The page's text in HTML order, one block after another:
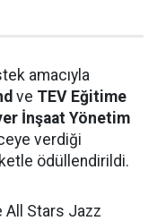
amacıyla
ve TEV Eğitime
İnşaat Yönetim
verdiği
ödüllendirildi.
All Stars Jazz